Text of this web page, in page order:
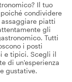
Il tuo
condividere
piatti
gli
Tutti
i posti
e tipici. Scegli il
di un'esperienza
gustative.